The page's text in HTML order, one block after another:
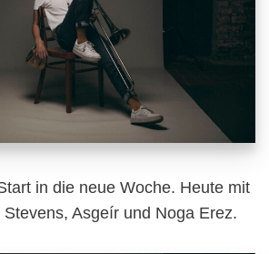
in die neue Woche. Heute mit
Asgeír und Noga Erez.